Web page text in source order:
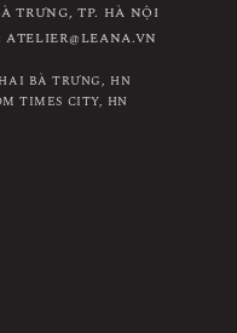
TRƯNG, TP. HÀ NỘI
BÀ TRƯNG, HN
TIMES CITY, HN